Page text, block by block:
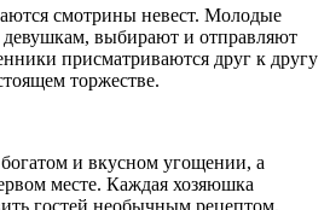
смотрины невест. Молодые
выбирают и отправляют
присматриваются друг к другу
торжестве.
и вкусном угощении, а
месте. Каждая хозяюшка
гостей необычным рецептом,